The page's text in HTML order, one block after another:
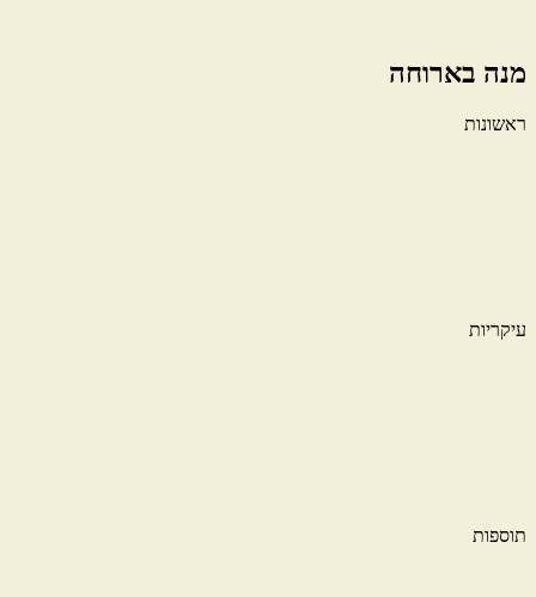
מנה בארוחה
ראשונות
עיקריות
תוספות